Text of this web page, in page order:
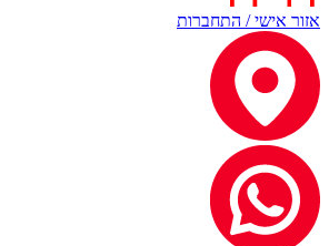
אזור אישי / התחברות